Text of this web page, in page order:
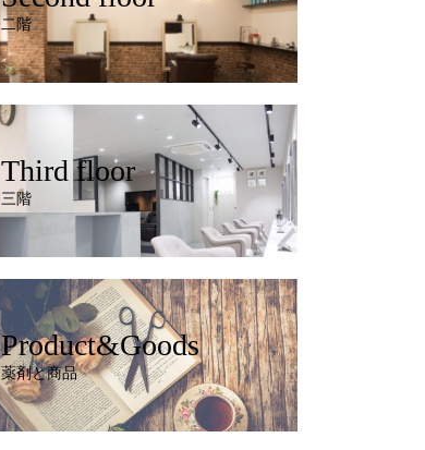
二階
Third floor
三階
Product&Goods
薬剤と商品